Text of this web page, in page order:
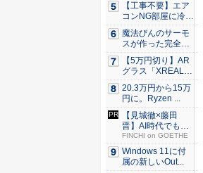
【工事不要】エア
コンNG部屋に冷房
を！ ...
魔法びんのサーモ
スが作った完全遮
光100...
【5万円切り】AR
グラス「XREAL
x...
20.3万円から15万
円に。Ryzen ...
【見城徹×藤田
晋】AI時代でも変
わらない...
FINCHI on GOETHE
Windows 11に付
属の新しいOut...